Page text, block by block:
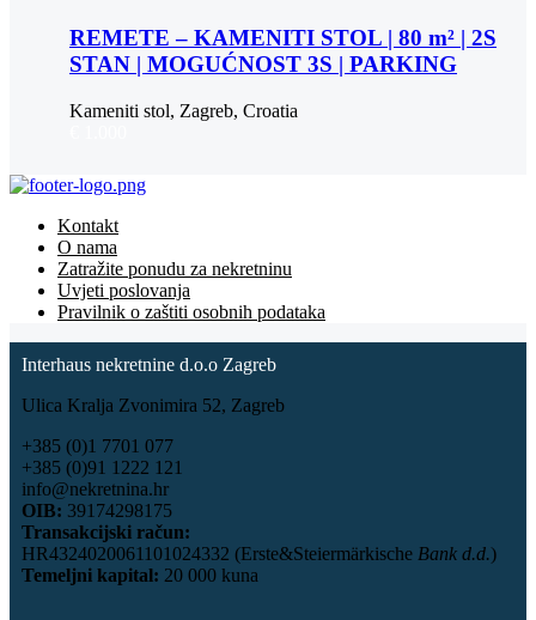
REMETE – KAMENITI STOL | 80 m² | 2S
STAN | MOGUĆNOST 3S | PARKING
Kameniti stol, Zagreb, Croatia
Kontakt
O nama
Zatražite ponudu za nekretninu
Uvjeti poslovanja
Pravilnik o zaštiti osobnih podataka
Interhaus nekretnine d.o.o Zagreb
Ulica Kralja Zvonimira 52, Zagreb
+385 (0)1 7701 077
+385 (0)91 1222 121
info@nekretnina.hr
OIB: 39174298175
Transakcijski račun:
HR4324020061101024332 (Erste&Steiermärkische Bank d.d.)
Temeljni kapital: 20 000 kuna